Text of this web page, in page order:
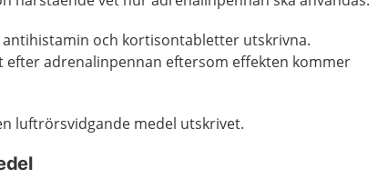
antihistamin och kortisontabletter utskrivna.
efter adrenalinpennan eftersom effekten kommer
luftrörsvidgande medel utskrivet.